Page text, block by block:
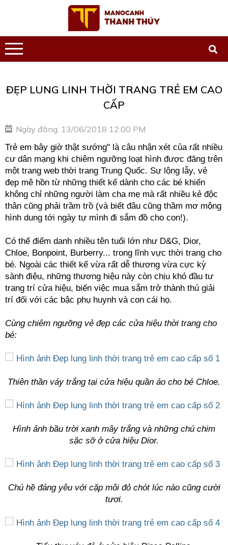
ĐẸP LUNG LINH THỜI TRANG TRẺ EM CAO
CẤP
Ngày đăng: 13/06/2018 12:00 PM
Trẻ em bây giờ thật sướng" là câu nhận xét của rất nhiều
cư dân mạng khi chiêm ngưỡng loạt hình được đăng trên
một trang web thời trang Trung Quốc. Sự lộng lẫy, vẻ
đẹp mê hồn từ những thiết kế dành cho các bé khiến
không chỉ những người làm cha mẹ mà rất nhiều kẻ độc
thân cũng phải trầm trồ (và biết đâu cũng thầm mơ mộng
hình dung tới ngày tự mình đi sắm đồ cho con!).
Có thể điểm danh nhiều tên tuổi lớn như D&G, Dior,
Chloe, Bonpoint, Burberry... trong lĩnh vực thời trang cho
bé. Ngoài các thiết kế vừa rất dễ thương vừa cực kỳ
sành điệu, những thương hiệu này còn chịu khó đầu tư
trang trí cửa hiệu, biến việc mua sắm trở thành thú giải
trí đối với các bậc phụ huynh và con cái họ.
Cùng chiêm ngưỡng vẻ đẹp các cửa hiệu thời trang cho
bé:
Thiên thần váy trắng tại cửa hiệu quần áo cho bé Chloe.
Hình ảnh bầu trời xanh mây trắng và những chú chim
sặc sỡ ở cửa hiệu Dior.
Chú hề đáng yêu với cặp môi đỏ chót lúc nào cũng cười
tươi.